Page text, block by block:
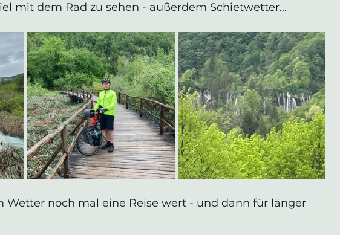
mit dem Rad zu sehen - außerdem Schietwetter...
Wetter noch mal eine Reise wert - und dann für länger